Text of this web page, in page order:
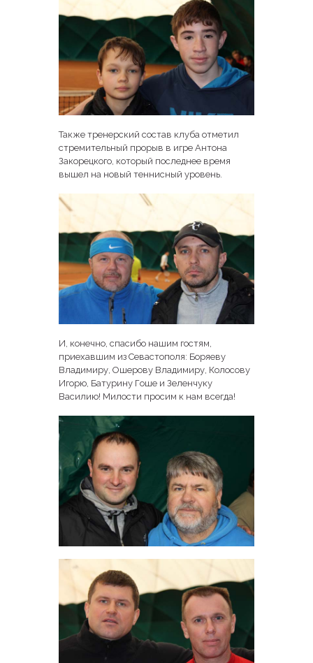
Также тренерский состав клуба отметил
стремительный прорыв в игре Антона
Закорецкого, который последнее время
вышел на новый теннисный уровень.
И, конечно, спасибо нашим гостям,
приехавшим из Севастополя: Боряеву
Владимиру, Ошерову Владимиру, Колосову
Игорю, Батурину Гоше и Зеленчуку
Василию! Милости просим к нам всегда!